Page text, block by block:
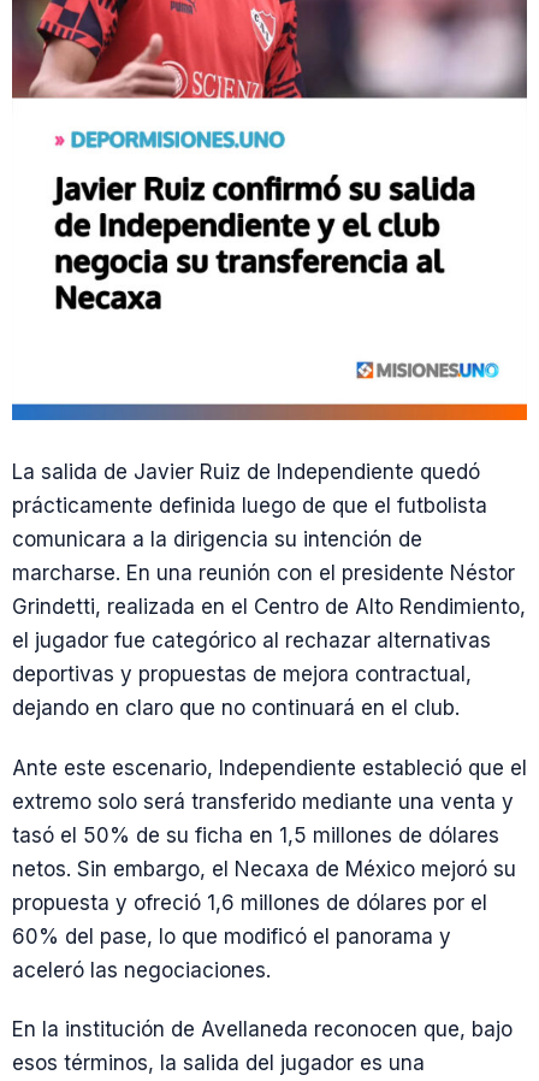
La salida de Javier Ruiz de Independiente quedó
prácticamente definida luego de que el futbolista
comunicara a la dirigencia su intención de
marcharse. En una reunión con el presidente Néstor
Grindetti, realizada en el Centro de Alto Rendimiento,
el jugador fue categórico al rechazar alternativas
deportivas y propuestas de mejora contractual,
dejando en claro que no continuará en el club.
Ante este escenario, Independiente estableció que el
extremo solo será transferido mediante una venta y
tasó el 50% de su ficha en 1,5 millones de dólares
netos. Sin embargo, el Necaxa de México mejoró su
propuesta y ofreció 1,6 millones de dólares por el
60% del pase, lo que modificó el panorama y
aceleró las negociaciones.
En la institución de Avellaneda reconocen que, bajo
esos términos, la salida del jugador es una